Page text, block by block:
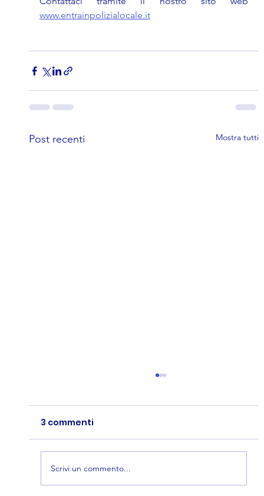
www.entrainpolizialocale.it
Post recenti Mostra tutti
3 commenti
Scrivi un commento...